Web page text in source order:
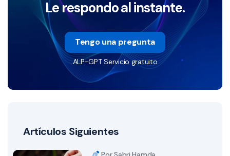
Le respondo al instante.
Tengo una pregunta
ALP-GPT Servicio gratuito
Artículos Siguientes